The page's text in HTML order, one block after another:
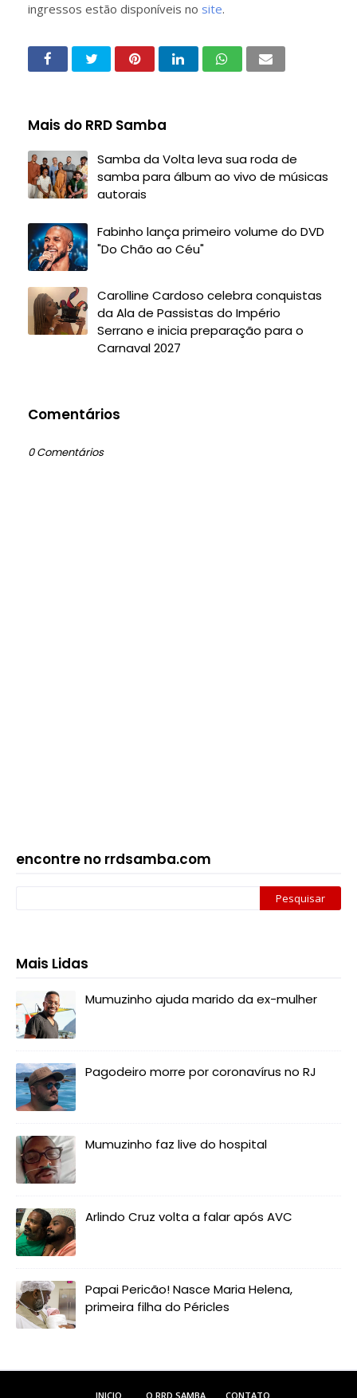
ingressos estão disponíveis no site.
Mais do RRD Samba
Samba da Volta leva sua roda de
samba para álbum ao vivo de músicas
autorais
Fabinho lança primeiro volume do DVD
"Do Chão ao Céu"
Carolline Cardoso celebra conquistas
da Ala de Passistas do Império
Serrano e inicia preparação para o
Carnaval 2027
Comentários
0 Comentários
encontre no rrdsamba.com
Mais Lidas
Mumuzinho ajuda marido da ex-mulher
Pagodeiro morre por coronavírus no RJ
Mumuzinho faz live do hospital
Arlindo Cruz volta a falar após AVC
Papai Pericão! Nasce Maria Helena,
primeira filha do Péricles
INICIO O RRD SAMBA CONTATO